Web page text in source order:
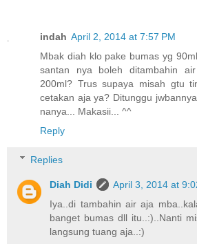
indah April 2, 2014 at 7:57 PM
Mbak diah klo pake bumas yg
santan nya boleh ditambahin
200ml? Trus supaya misah gtu
cetakan aja ya? Ditunggu
nanya... Makasii... ^^
Reply
Replies
Diah Didi
April 3, 2014 at
Iya..di tambahin air aja
banget bumas dll itu..:)..Nanti
langsung tuang aja..:)